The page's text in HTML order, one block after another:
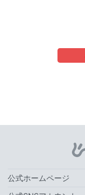
公式ホームページ